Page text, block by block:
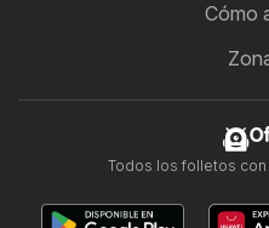
Cómo
Todos los folletos